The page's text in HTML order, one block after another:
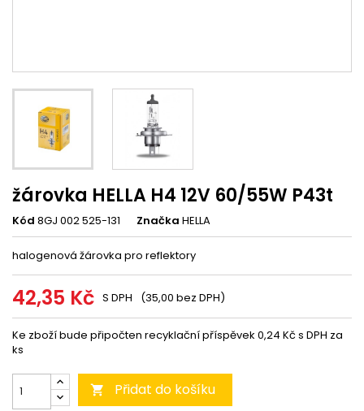
žárovka HELLA H4 12V 60/55W P43t
Kód 8GJ 002 525-131 Značka HELLA
halogenová žárovka pro reflektory
42,35 Kč S DPH (35,00 bez DPH)
Ke zboží bude připočten recyklační příspěvek 0,24 Kč s DPH za
ks
 Přidat do košíku